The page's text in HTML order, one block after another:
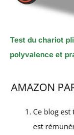
Test du chariot
polyvalence et